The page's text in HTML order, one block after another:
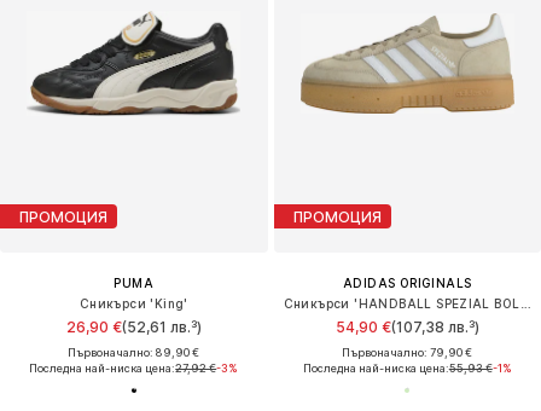
ПРОМОЦИЯ
PUMA
Сникърси 'King'
26,90 €(52,61 лв.³)
Първоначално: 89,90 €
Последна най-ниска цена:27,92 €-3%
ПРОМОЦИЯ
ADIDAS ORIGINALS
54,90 €(107,38 лв.³)
Първоначално: 79,90 €
Последна най-ниска цена:55,93 €-1%